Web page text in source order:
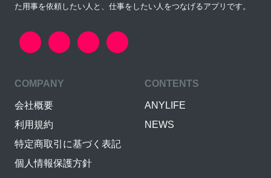
た用事を依頼したい人と、仕事をしたい人をつなげるアプリです。
COMPANY
会社概要
利用規約
特定商取引に基づく表記
個人情報保護方針
CONTENTS
ANYLIFE
NEWS